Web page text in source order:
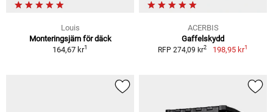
Louis
Monteringsjärn för däck
164,67 kr1
ACERBIS
Gaffelskydd
RFP 274,09 kr2 198,95 kr1